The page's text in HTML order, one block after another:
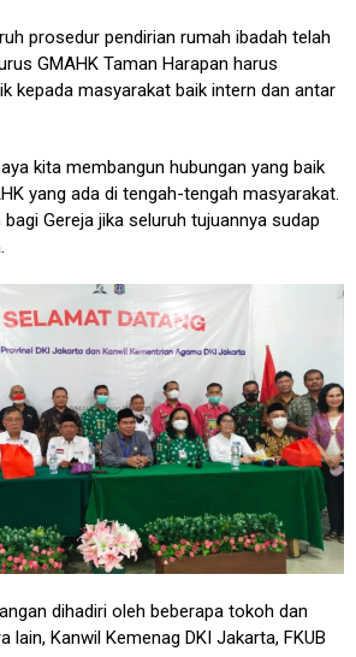
prosedur pendirian rumah ibadah telah
GMAHK Taman Harapan harus
kepada masyarakat baik intern dan antar
kita membangun hubungan yang baik
yang ada di tengah-tengah masyarakat.
Gereja jika seluruh tujuannya sudap
dihadiri oleh beberapa tokoh dan
lain, Kanwil Kemenag DKI Jakarta, FKUB